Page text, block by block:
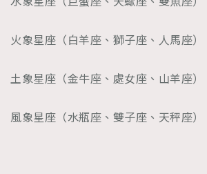
火象星座（白羊座、獅子座、人馬座）
土象星座（金牛座、處女座、山羊座）
風象星座（水瓶座、雙子座、天秤座）